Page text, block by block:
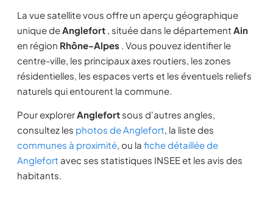
La vue satellite vous offre un aperçu géographique
unique deAnglefort , située dans le département Ain
en région Rhône-Alpes . Vous pouvez identifier le
centre-ville, les principaux axes routiers, les zones
résidentielles, les espaces verts et les éventuels reliefs
naturels qui entourent la commune.
Pour explorerAnglefort sous d'autres angles,
consultez les photos de Anglefort, la liste des
communes à proximité, ou la fiche détaillée de
Anglefort avec ses statistiques INSEE et les avis des
habitants.